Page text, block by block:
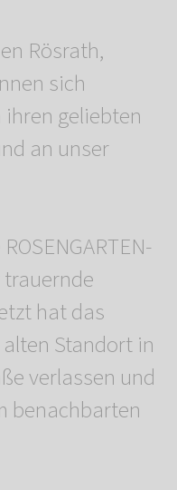
Rösrath,
sich
geliebten
an unser
hat das
Standort in
verlassen und
benachbarten